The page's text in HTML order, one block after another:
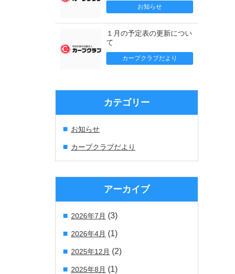
お知らせ
１月の予定表の更新につい
て
カープクラブだより
カテゴリー
お知らせ
カープクラブだより
アーカイブ
2026年7月 (3)
2026年4月 (1)
2025年12月 (2)
2025年8月 (1)